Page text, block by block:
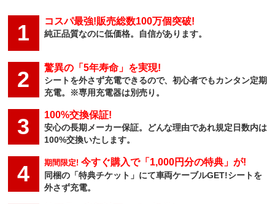
1 コスパ最強!販売総数100万個突破!
純正品質なのに低価格。自信があります。
2 驚異の「5年寿命」を実現!
シートを外さず充電できるので、初心者でもカンタン定期
充電。※専用充電器は別売り。
3 100%交換保証!
安心の長期メーカー保証。どんな理由であれ規定日数内は
100%交換いたします。
4 期間限定!今すぐ購入で「1,000円分の特典」が!
同梱の「特典チケット」にて車両ケーブルGET!シートを
外さず充電。